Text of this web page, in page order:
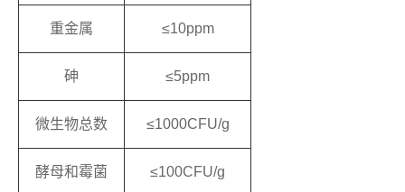
重金属 ≤10ppm
砷 ≤5ppm
微生物总数 ≤1000CFU/g
酵母和霉菌 ≤100CFU/g